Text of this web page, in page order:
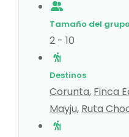
Tamaño del grupo
2 - 10
Destinos
Corunta, Finca
Mayju, Ruta